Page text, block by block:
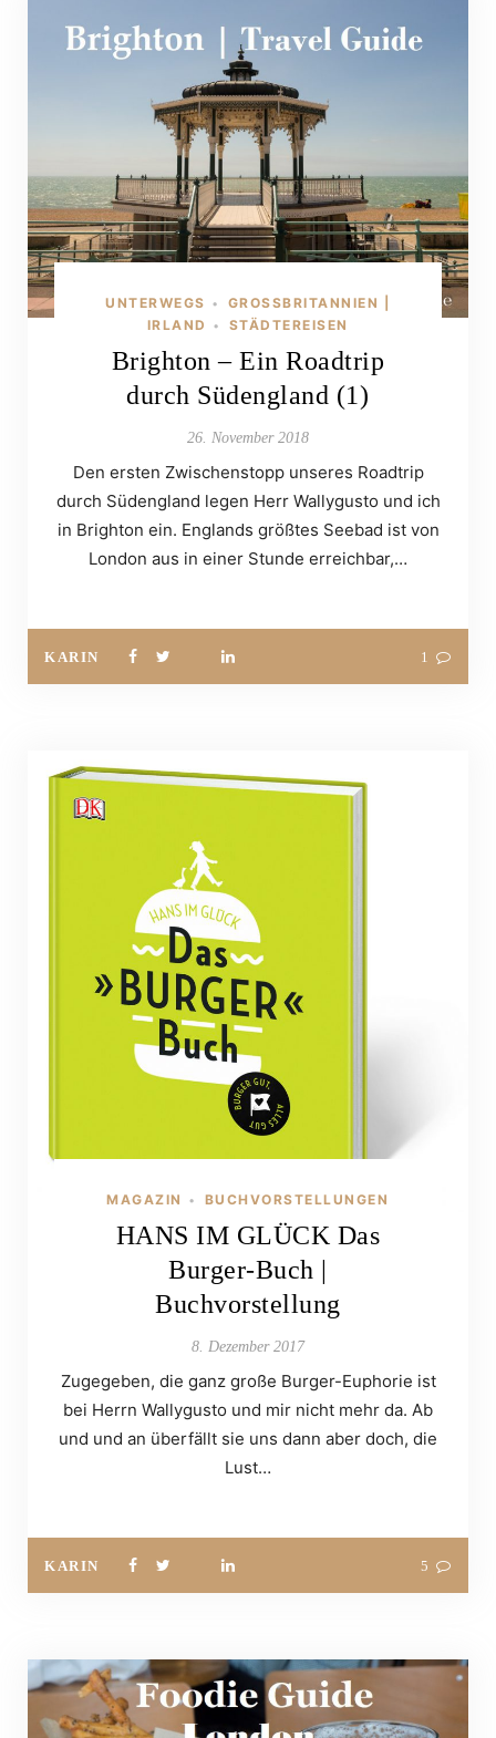
UNTERWEGS •
GROSSBRITANNIEN | I
RLAND
• STÄDTEREISEN
Brighton – Ein Roadtrip
durch Südengland (1)
26. November 2018
Den ersten Zwischenstopp unseres Roadtrip
durch Südengland legen Herr Wallygusto und ich
in Brighton ein. Englands größtes Seebad ist von
London aus in einer Stunde erreichbar,…
KARIN 1
MAGAZIN • BUCHVORSTELLUNGEN
HANS IM GLÜCK Das
Burger-Buch |
Buchvorstellung
8. Dezember 2017
Zugegeben, die ganz große Burger-Euphorie ist
bei Herrn Wallygusto und mir nicht mehr da. Ab
und und an überfällt sie uns dann aber doch, die
Lust…
KARIN 5